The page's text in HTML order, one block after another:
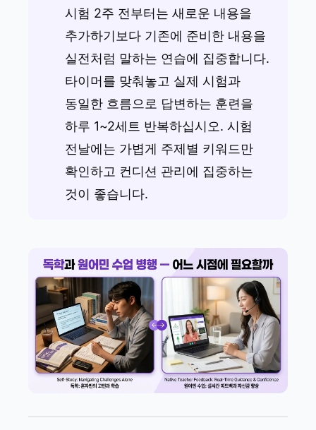
시험 2주 전부터는 새로운 내용을
추가하기보다 기존에 준비한 내용을
실전처럼 말하는 연습에 집중합니다.
타이머를 맞춰놓고 실제 시험과
동일한 흐름으로 답변하는 훈련을
하루 1~2세트 반복하십시오. 시험
전날에는 가볍게 주제별 키워드만
확인하고 컨디션 관리에 집중하는
것이 좋습니다.